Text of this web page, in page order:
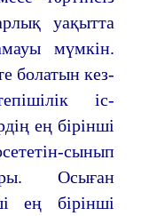
уақытта
мүмкін.
болатын кез-
іс-
ең бірінші
сынып
Осыған
ең бірінші